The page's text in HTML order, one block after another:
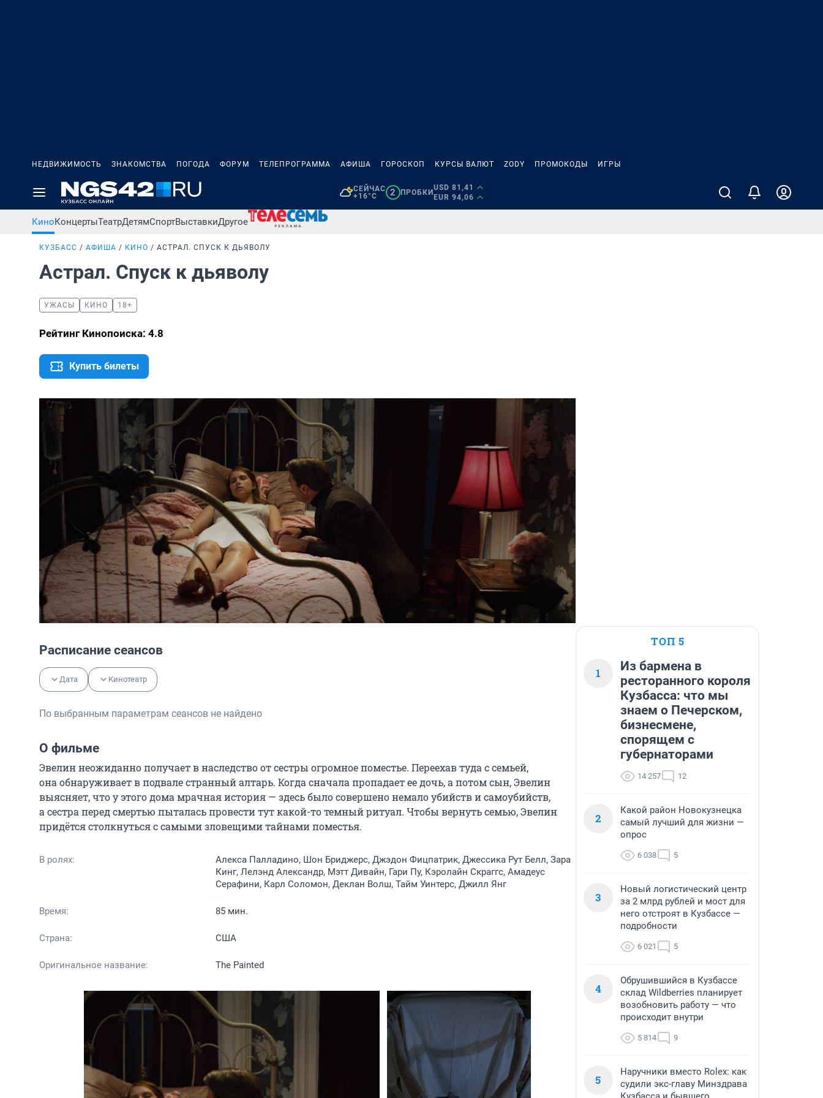
НЕДВИЖИМОСТЬ ЗНАКОМСТВА ПОГОДА ФОРУМ ТЕЛЕПРОГРАММА АФИША ГОРОСКОП КУРСЫ ВАЛЮТ ZODY ПРОМОКОДЫ ИГРЫ
СЕЙЧАС
+16°C
2 ПРОБКИ
USD 81,41
EUR 94,06
КиноКонцертыТеатрДетямСпортВыставкиДругое
КУЗБАСС АФИША КИНО АСТРАЛ. СПУСК К ДЬЯВОЛУ
Астрал. Спуск к дьяволу
УЖАСЫ КИНО 18+
Рейтинг Кинопоиска: 4.8
Купить билеты
Расписание сеансов
Дата Кинотеатр
По выбранным параметрам сеансов не найдено
О фильме
Эвелин неожиданно получает в наследство от сестры огромное поместье. Переехав туда с семьей,
она обнаруживает в подвале странный алтарь. Когда сначала пропадает ее дочь, а потом сын, Эвелин
выясняет, что у этого дома мрачная история — здесь было совершено немало убийств и самоубийств,
а сестра перед смертью пыталась провести тут какой-то темный ритуал. Чтобы вернуть семью, Эвелин
придётся столкнуться с самыми зловещими тайнами поместья.
В ролях:
Алекса Палладино, Шон Бриджерс, Джэдон Фицпатрик, Джессика Рут Белл, Зара
Кинг, Лелэнд Александр, Мэтт Дивайн, Гари Пу, Кэролайн Скраггс, Амадеус
Серафини, Карл Соломон, Деклан Волш, Тайм Уинтерс, Джилл Янг
Время: 85 мин.
Страна: США
Оригинальное название: The Painted
ТОП 5
1
Из бармена в
ресторанного короля
Кузбасса: что мы
знаем о Печерском,
бизнесмене,
спорящем с
губернаторами
14 257 12
2
Какой район Новокузнецка
самый лучший для жизни —
опрос
6 038 5
3
Новый логистический центр
за 2 млрд рублей и мост для
него отстроят в Кузбассе —
подробности
6 021 5
4
Обрушившийся в Кузбассе
склад Wildberries планирует
возобновить работу — что
происходит внутри
5 814 9
5
Наручники вместо Rolex: как
судили экс-главу Минздрава